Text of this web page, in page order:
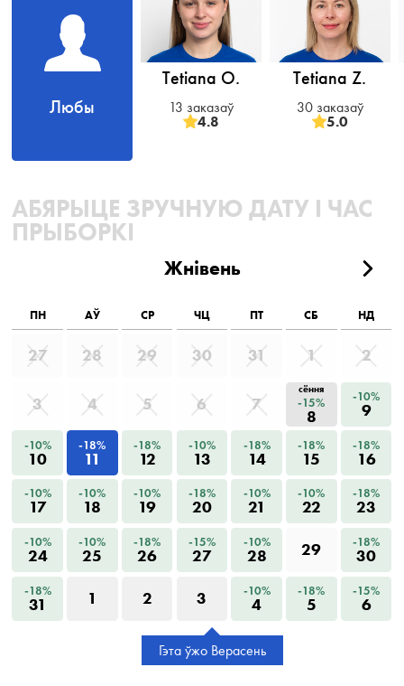
Любы
Tetiana O.
13 заказаў
4.8
Tetiana Z.
30 заказаў
5.0
АБЯРЫЦЕ ЗРУЧНУЮ ДАТУ І ЧАС
ПРЫБОРКІ
Жнівень
ПН АЎ СР ЧЦ ПТ СБ НД
27 28 29 30 31 1 2
3 4 5 6 7
сёння
-15%
8
-10%
9
-10%
10
-18%
11
-18%
12
-10%
13
-18%
14
-18%
15
-18%
16
-10%
17
-10%
18
-10%
19
-18%
20
-10%
21
-10%
22
-18%
23
-10%
24
-10%
25
-18%
26
-15%
27
-10%
28 29 -18%
30
-18%
31 1 2 3 -10%
4
-18%
5
-15%
6
Гэта ўжо Верасень